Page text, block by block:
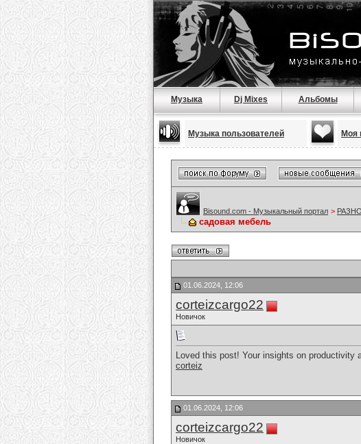
Музыка Dj Mixes Альбомы
Музыка пользователей Моя
Bisound.com - Музыкальный портал >
садовая мебель
01.06.2024, 12:06
corteizcargo22
Новичок
Loved this post! Your insights on
corteiz
01.06.2024, 12:06
corteizcargo22
Новичок